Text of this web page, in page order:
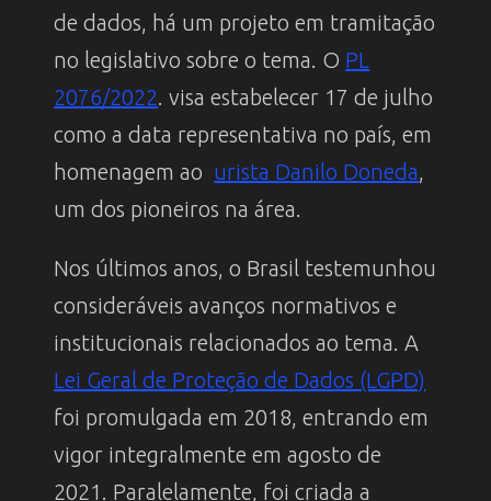
de dados, há um projeto em tramitação
no legislativo sobre o tema. O PL
2076/2022. visa estabelecer 17 de julho
como a data representativa no país, em
homenagem ao urista Danilo Doneda,
um dos pioneiros na área.
Nos últimos anos, o Brasil testemunhou
consideráveis avanços normativos e
institucionais relacionados ao tema. A
Lei Geral de Proteção de Dados (LGPD)
foi promulgada em 2018, entrando em
vigor integralmente em agosto de
2021. Paralelamente, foi criada a